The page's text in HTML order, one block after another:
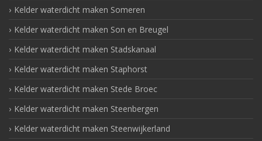
Kelder waterdicht maken Someren
Kelder waterdicht maken Son en Breugel
Kelder waterdicht maken Stadskanaal
Kelder waterdicht maken Staphorst
Kelder waterdicht maken Stede Broec
Kelder waterdicht maken Steenbergen
Kelder waterdicht maken Steenwijkerland